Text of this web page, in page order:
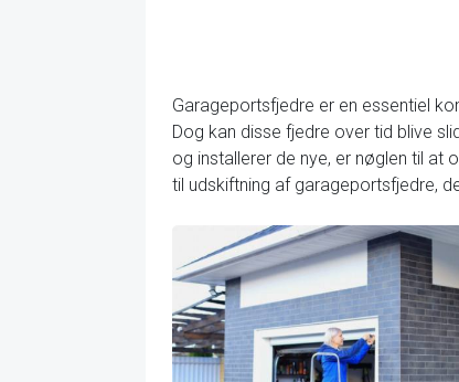
Garageportsfjedre er en essentiel
Dog kan disse fjedre over tid blive
og installerer de nye, er nøglen til at
til udskiftning af garageportsfjedre,